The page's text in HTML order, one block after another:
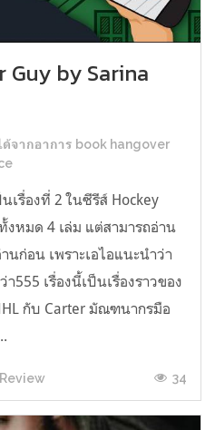
Guy by Sarina
จากอาการ book hangover
เรื่องที่ 2 ในซีรีส์ Hockey
งหมด 4 เล่ม แต่สามารถอ่าน
ก่อน เพราะเอไอแนะนำว่า
า555 เรื่องนี้เป็นเรื่องราวของ
กับ Carter มัณฑนากรมือ
34